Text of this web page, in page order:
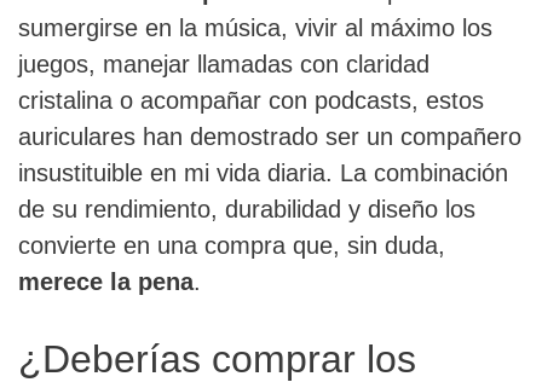
sumergirse en la música, vivir al máximo los
juegos, manejar llamadas con claridad
cristalina o acompañar con podcasts, estos
auriculares han demostrado ser un compañero
insustituible en mi vida diaria. La combinación
de su rendimiento, durabilidad y diseño los
convierte en una compra que, sin duda,
merece la pena.
¿Deberías comprar los